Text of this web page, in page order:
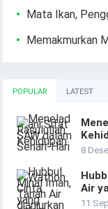
Mata Ikan,
Memakmurkan
POPULAR LATEST
8
Air
11